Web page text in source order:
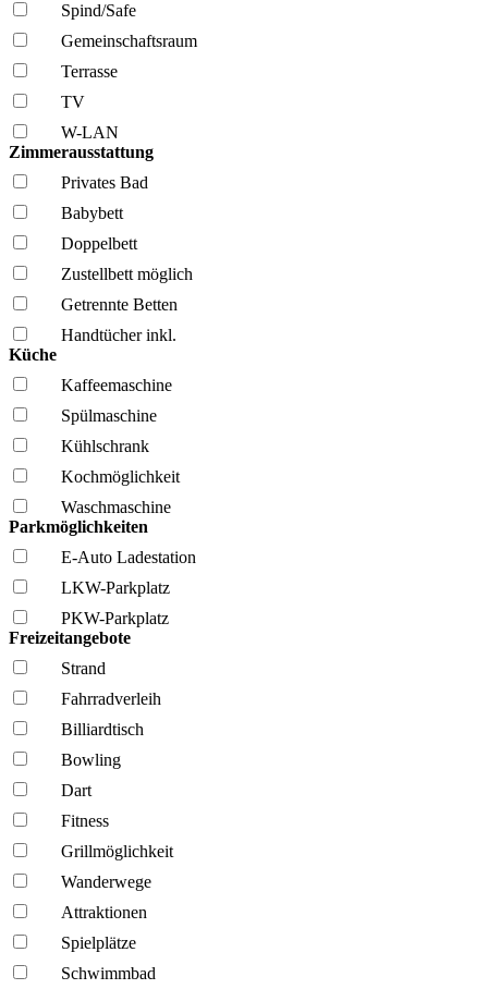
Spind/Safe
Gemeinschafts­raum
Terrasse
TV
W-LAN
Zimmerausstattung
Privates Bad
Babybett
Doppelbett
Zustellbett möglich
Getrennte Betten
Handtücher inkl.
Küche
Kaffee­maschine
Spül­maschine
Kühl­schrank
Kochmöglich­keit
Wasch­maschine
Parkmöglichkeiten
E-Auto Ladestation
LKW-Parkplatz
PKW-Parkplatz
Freizeitangebote
Strand
Fahrrad­verleih
Billiardtisch
Bowling
Dart
Fitness
Grillmöglich­keit
Wanderwege
Attraktionen
Spielplätze
Schwimmbad